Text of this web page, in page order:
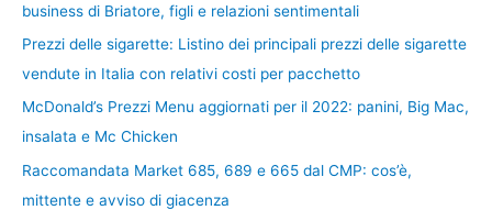
business di Briatore, figli e relazioni sentimentali
Prezzi delle sigarette: Listino dei principali prezzi delle sigarette
vendute in Italia con relativi costi per pacchetto
McDonald’s Prezzi Menu aggiornati per il 2022: panini, Big Mac,
insalata e Mc Chicken
Raccomandata Market 685, 689 e 665 dal CMP: cos’è,
mittente e avviso di giacenza